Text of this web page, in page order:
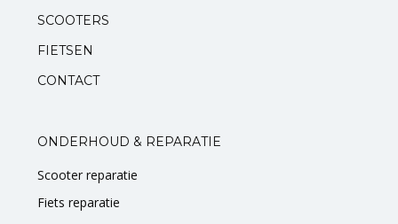
SCOOTERS
FIETSEN
CONTACT
ONDERHOUD & REPARATIE
Scooter reparatie
Fiets reparatie